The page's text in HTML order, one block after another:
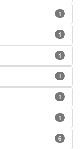
1
1
1
1
1
1
6